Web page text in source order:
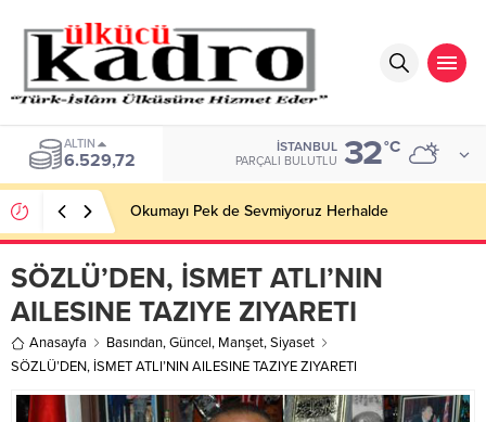
ALTIN
6.529,72
İSTANBUL
PARÇALI BULUTLU 32°C
Okumayı Pek de Sevmiyoruz Herhalde
SÖZLÜ’DEN, İSMET ATLI’NIN
AILESINE TAZIYE ZIYARETI
Anasayfa Basından,Güncel, Manşet,Siyaset
SÖZLÜ’DEN, İSMET ATLI’NIN AILESINE TAZIYE ZIYARETI